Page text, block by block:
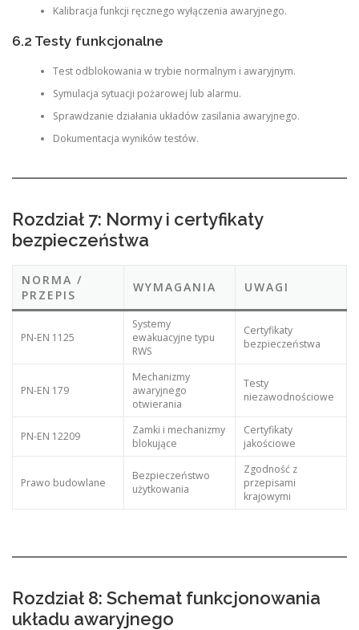
Kalibracja funkcji ręcznego wyłączenia awaryjnego.
6.2 Testy funkcjonalne
Test odblokowania w trybie normalnym i awaryjnym.
Symulacja sytuacji pożarowej lub alarmu.
Sprawdzanie działania układów zasilania awaryjnego.
Dokumentacja wyników testów.
Rozdział 7: Normy i certyfikaty
bezpieczeństwa
NORMA /
PRZEPIS
WYMAGANIA UWAGI
PN-EN 1125
Systemy
ewakuacyjne typu
RWS
Certyfikaty
bezpieczeństwa
PN-EN 179
Mechanizmy
awaryjnego
otwierania
Testy
niezawodnościowe
PN-EN 12209
Zamki i mechanizmy
blokujące
Certyfikaty
jakościowe
Prawo budowlane
Bezpieczeństwo
użytkowania
Zgodność z
przepisami
krajowymi
Rozdział 8: Schemat funkcjonowania
układu awaryjnego